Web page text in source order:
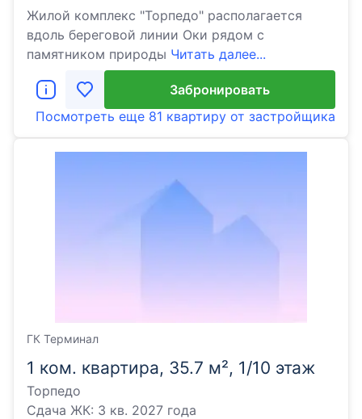
Жилой комплекс "Торпедо" располагается
вдоль береговой линии Оки рядом с
памятником природы Читать далее...
Забронировать
Посмотреть еще 81 квартиру от застройщика
1 ком. квартира, 35.7 м², 1/10 этаж
Торпедо
Сдача ЖК: 3 кв. 2027 года
ГК Терминал